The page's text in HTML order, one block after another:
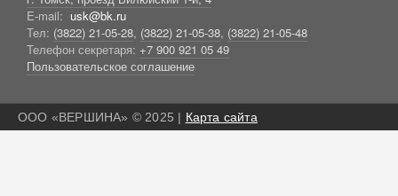
E-mail: usk@bk.ru
Тел: (3822) 21-05-28, (3822) 21-05-38, (3822) 21-05-48
Телефон секретаря: +7 900 921 05 49
Пользовательское соглашение
ООО «ВЕРШИНА» © 2025 | Карта сайта